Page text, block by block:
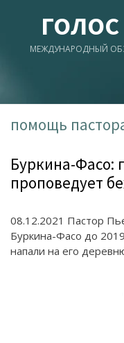
МЕЖДУНАРОДНЫЙ
помощь
Буркина-Фасо:
проповедует
08.12.2021 Пастор
Буркина-Фасо до
напали на его